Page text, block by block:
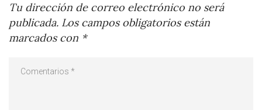
Tu dirección de correo electrónico no será
publicada. Los campos obligatorios están
marcados con *